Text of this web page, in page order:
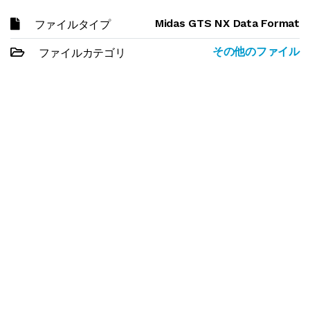
ファイルタイプ Midas GTS NX Data Format
ファイルカテゴリ その他のファイル